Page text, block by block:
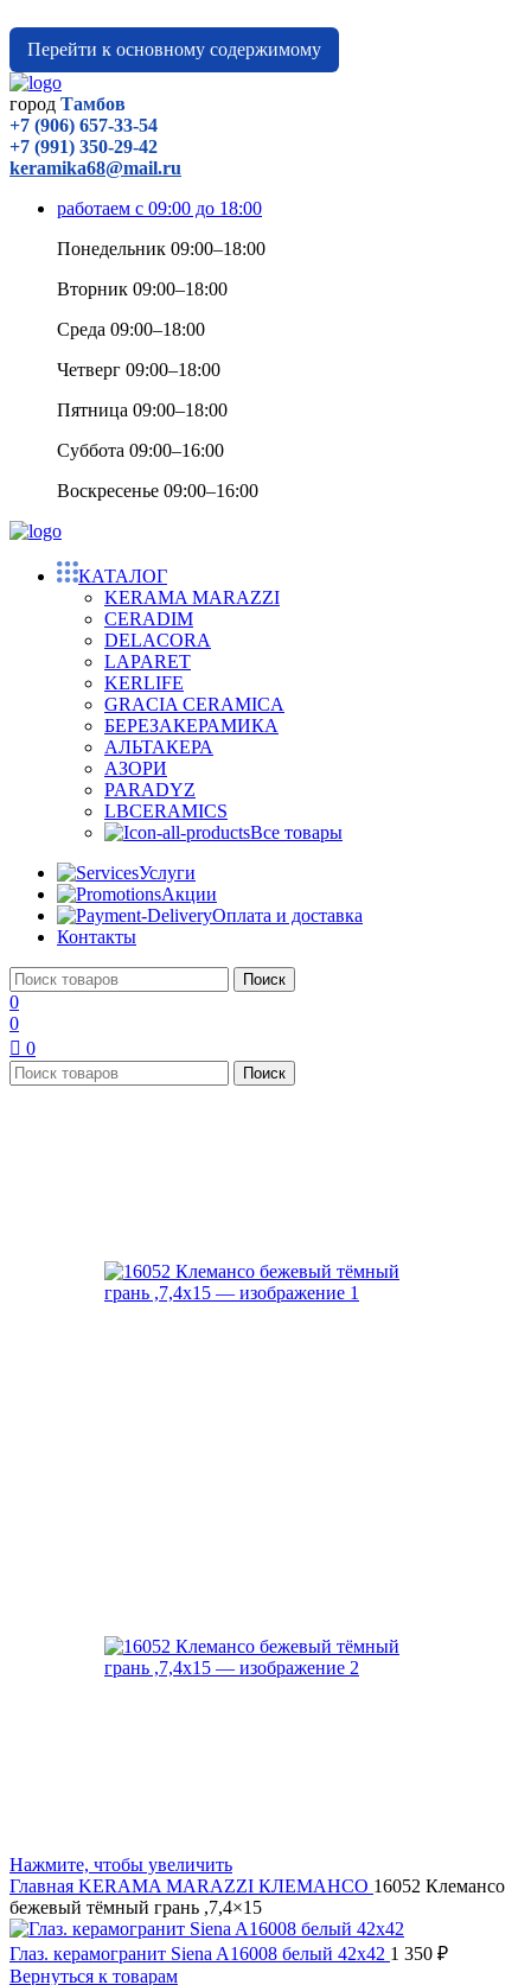
Перейти к основному содержимому
город Тамбов
+7 (906) 657-33-54
+7 (991) 350-29-42
keramika68@mail.ru
работаем с 09:00 до 18:00
Понедельник 09:00–18:00
Вторник 09:00–18:00
Среда 09:00–18:00
Четверг 09:00–18:00
Пятница 09:00–18:00
Суббота 09:00–16:00
Воскресенье 09:00–16:00
КАТАЛОГ
KERAMA MARAZZI
CERADIM
DELACORA
LAPARET
KERLIFE
GRACIA CERAMICA
БЕРЕЗАКЕРАМИКА
АЛЬТАКЕРА
АЗОРИ
PARADYZ
LBCERAMICS
Все товары
Услуги
Акции
Оплата и доставка
Контакты
Поиск
0
0
0
Поиск
Нажмите, чтобы увеличить
Главная KERAMA MARAZZI КЛЕМАНСО 16052 Клемансо
бежевый тёмный грань ,7,4×15
Глаз. керамогранит Siena A16008 белый 42x42 1 350 ₽
Вернуться к товарам